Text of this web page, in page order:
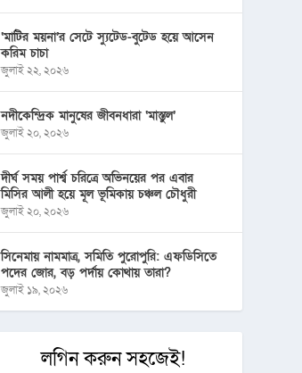
‘মাটির ময়না’র সেটে স্যুটেড-বুটেড হয়ে আসেন
করিম চাচা
জুলাই ২২, ২০২৬
নদীকেন্দ্রিক মানুষের জীবনধারা ‘মাস্তুল’
জুলাই ২০, ২০২৬
দীর্ঘ সময় পার্শ্ব চরিত্রে অভিনয়ের পর এবার
মিসির আলী হয়ে মূল ভূমিকায় চঞ্চল চৌধুরী
জুলাই ২০, ২০২৬
সিনেমায় নামমাত্র, সমিতি পুরোপুরি: এফডিসিতে
পদের জোর, বড় পর্দায় কোথায় তারা?
জুলাই ১৯, ২০২৬
লগিন করুন সহজেই!